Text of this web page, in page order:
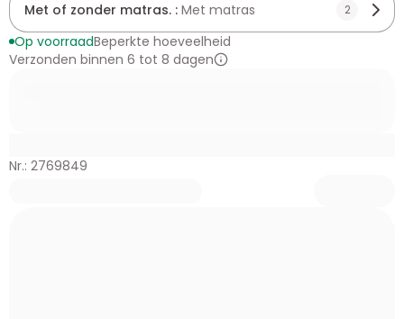
Met of zonder matras. : Met matras 2
Op voorraadBeperkte hoeveelheid
Verzonden binnen 6 tot 8 dagen
Nr.: 2769849